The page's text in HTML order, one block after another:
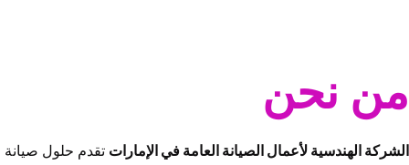
من نحن
الشركة الهندسية لأعمال الصيانة العامة في الإمارات تقدم حلول صيانة